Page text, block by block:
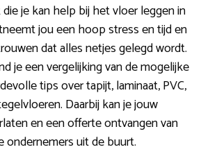
je kan help bij het vloer leggen in
jou een hoop stress en tijd en
dat alles netjes gelegd wordt.
je een vergelijking van de mogelijke
tips over tapijt, laminaat, PVC,
Daarbij kan je jouw
en een offerte ontvangen van
ondernemers uit de buurt.